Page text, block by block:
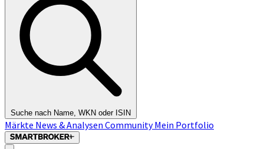
Suche nach Name, WKN oder ISIN
Märkte News & Analysen CommunityMein Portfolio